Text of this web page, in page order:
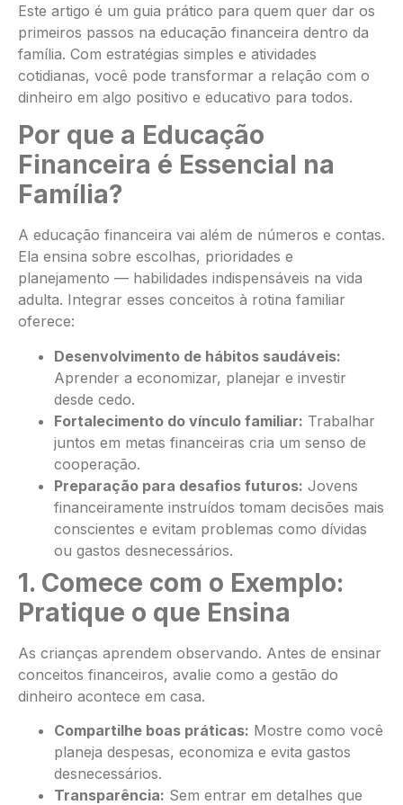
Este artigo é um guia prático para quem quer dar os
primeiros passos na educação financeira dentro da
família. Com estratégias simples e atividades
cotidianas, você pode transformar a relação com o
dinheiro em algo positivo e educativo para todos.
Por que a Educação
Financeira é Essencial na
Família?
A educação financeira vai além de números e contas.
Ela ensina sobre escolhas, prioridades e
planejamento — habilidades indispensáveis na vida
adulta. Integrar esses conceitos à rotina familiar
oferece:
Desenvolvimento de hábitos saudáveis:
Aprender a economizar, planejar e investir
desde cedo.
Fortalecimento do vínculo familiar: Trabalhar
juntos em metas financeiras cria um senso de
cooperação.
Preparação para desafios futuros: Jovens
financeiramente instruídos tomam decisões mais
conscientes e evitam problemas como dívidas
ou gastos desnecessários.
1. Comece com o Exemplo:
Pratique o que Ensina
As crianças aprendem observando. Antes de ensinar
conceitos financeiros, avalie como a gestão do
dinheiro acontece em casa.
Compartilhe boas práticas: Mostre como você
planeja despesas, economiza e evita gastos
desnecessários.
Transparência: Sem entrar em detalhes que